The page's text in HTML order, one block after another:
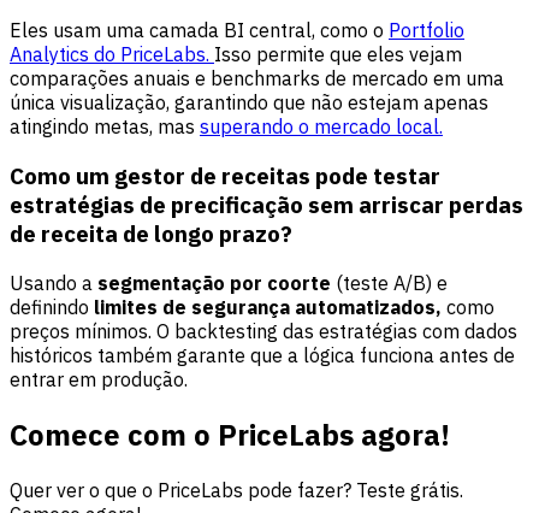
Eles usam uma camada BI central, como o Portfolio
Analytics do PriceLabs. Isso permite que eles vejam
comparações anuais e benchmarks de mercado em uma
única visualização, garantindo que não estejam apenas
atingindo metas, mas superando o mercado local.
Como um gestor de receitas pode testar
estratégias de precificação sem arriscar perdas
de receita de longo prazo?
Usando a segmentação por coorte (teste A/B) e
definindo limites de segurança automatizados, como
preços mínimos. O backtesting das estratégias com dados
históricos também garante que a lógica funciona antes de
entrar em produção.
Comece com o PriceLabs agora!
Quer ver o que o PriceLabs pode fazer? Teste grátis.